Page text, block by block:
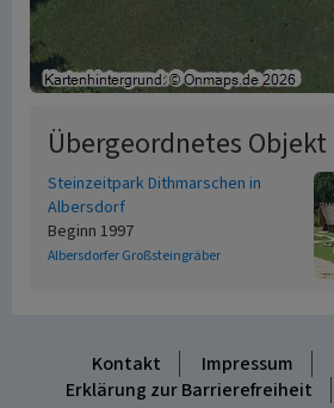
Übergeordnetes Objekt
Steinzeitpark Dithmarschen in
Albersdorf
Beginn 1997
Albersdorfer Großsteingräber
Kontakt Impressum
Erklärung zur Barrierefreiheit